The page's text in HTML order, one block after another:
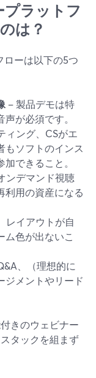
ラットフ
は？
ローは以下の5つ
– 製品デモは特
が必須です。
ィング、CSがエ
もソフトのインス
できること。
ンデマンド視聴
利用の資産になる
レイアウトが自
ム色が出ないこ
、（理想的に
ジメントやリード
きのウェビナー
タックを組まず